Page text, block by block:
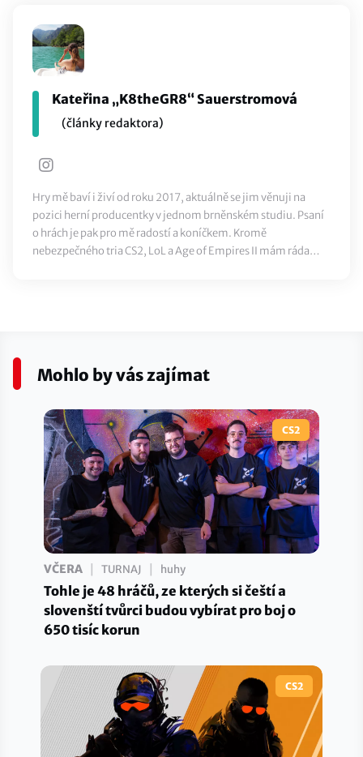
Kateřina „K8theGR8“ Sauerstromová
(články redaktora)
Hry mě baví i živí od roku 2017, aktuálně se jim věnuji na
pozici herní producentky v jednom brněnském studiu. Psaní
o hrách je pak pro mě radostí a koníčkem. Kromě
nebezpečného tria CS2, LoL a Age of Empires II mám ráda
Mohlo by vás zajímat
CS2
VČERA TURNAJ huhy
Tohle je 48 hráčů, ze kterých si čeští a
slovenští tvůrci budou vybírat pro boj o
650 tisíc korun
CS2